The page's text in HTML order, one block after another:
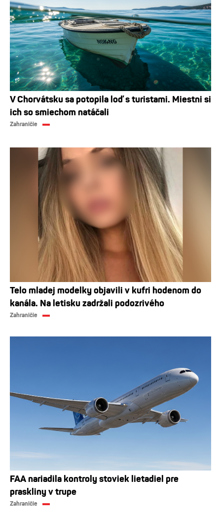
V Chorvátsku sa potopila loď s turistami. Miestni si
ich so smiechom natáčali
Zahraničie
Telo mladej modelky objavili v kufri hodenom do
kanála. Na letisku zadržali podozrivého
Zahraničie
FAA nariadila kontroly stoviek lietadiel pre
praskliny v trupe
Zahraničie